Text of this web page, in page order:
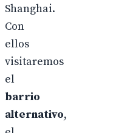
Shanghai.
Con
ellos
visitaremos
el
barrio
alternativo,